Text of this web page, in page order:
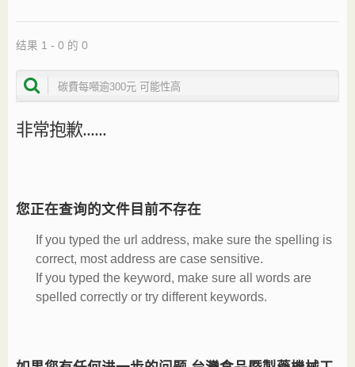
结果 1 - 0 的 0
非常抱歉......
您正在查询的文件目前不存在
If you typed the url address, make sure the spelling is
correct, most address are case sensitive.
If you typed the keyword, make sure all words are
spelled correctly or try different keywords.